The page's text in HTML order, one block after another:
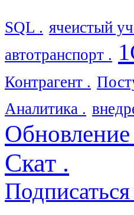
SQL . ячеистый
автотранспорт .
Контрагент .
Аналитика .
Обновление
Скат .